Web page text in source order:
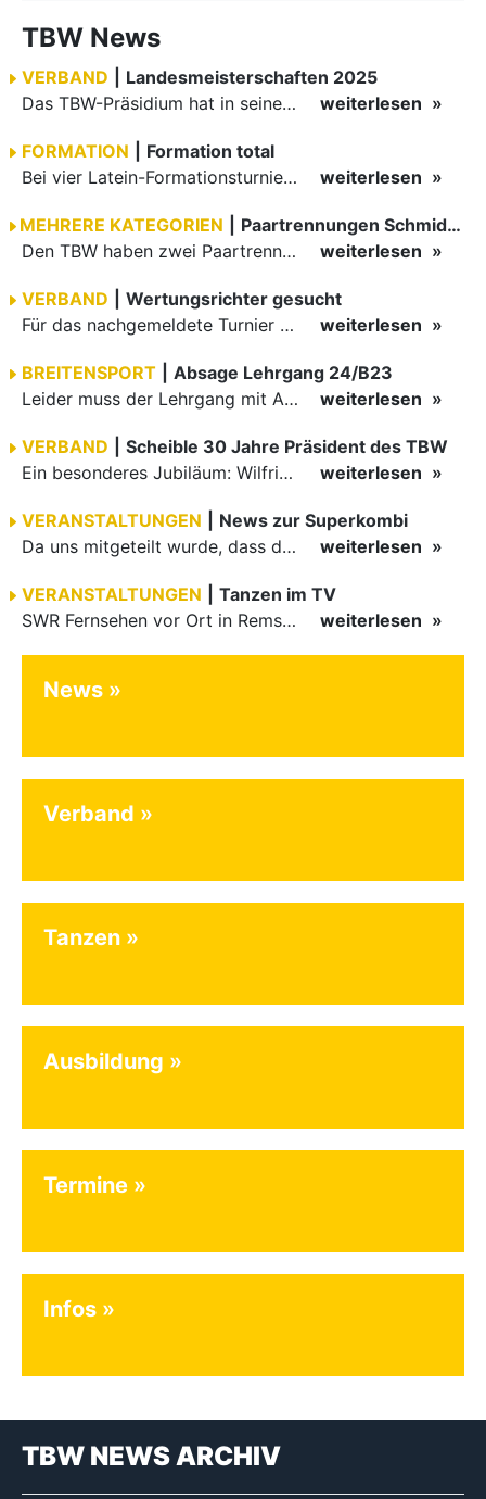
TBW News
VERBAND
Landesmeisterschaften 2025
Das TBW-Präsidium hat in seiner letzten Sitzung einige Landesmeisterschaften für 2025 vergeben. Es sind nun noch Termine offen, die neu ausgeschrieben werden.
weiterlesen
FORMATION
Formation total
Bei vier Latein-Formationsturnieren waren Mannschaften des TBW am Start. In der 1. Bundesliga in Kiel festigte das A-Team der TSG Bietigheim seinen vierten Tabellenplatz.
weiterlesen
MEHRERE KATEGORIEN
Paartrennungen Schmidt/Baysadykov & Brenner/Weber
Den TBW haben zwei Paartrennung erreicht. Elias Schmidt/Venera Baysadykov, die bei den Kindern B Standard und Latein tanzen, sowie Robin Brenner/Verena Weber der Hauptgruppe A Latein und Standard, haben…
weiterlesen
VERBAND
Wertungsrichter gesucht
Für das nachgemeldete Turnier des TSC Astoria Stuttgart am 27. April 2024 in Stuttgart werden noch Wertungsrichter, vor allem Wertungsrichter C, gesucht.
weiterlesen
BREITENSPORT
Absage Lehrgang 24/B23
Leider muss der Lehrgang mit Andreas Krug und Martina Mroczek-Krug am 11. Februar 2024 "Discofox, Lindy Hop, Salsa, Night Club Two Step: Verbindungen" wegen Krankheit abgesagt werden.
weiterlesen
VERBAND
Scheible 30 Jahre Präsident des TBW
Ein besonderes Jubiläum: Wilfried Scheible ist seit 30 Jahren Präsident des Tanzsportverbands Baden-Württemberg (TBW).
weiterlesen
VERANSTALTUNGEN
News zur Superkombi
Da uns mitgeteilt wurde, dass das Angebot an Gastronomie am Abend in Enzklösterle eventuell nicht für alle Teilnehmer ausreichen wird, würden wir bei Interesse ein kleines Buffet oder Angebot für den…
weiterlesen
VERANSTALTUNGEN
Tanzen im TV
SWR Fernsehen vor Ort in Remseck am Neckar bei der Landesmeisterschaft Kinder Latein. Bericht jetzt in der ARD-Mediathek abrufbar.
weiterlesen
News
Verband
Tanzen
Ausbildung
Termine
Infos
TBW NEWS ARCHIV